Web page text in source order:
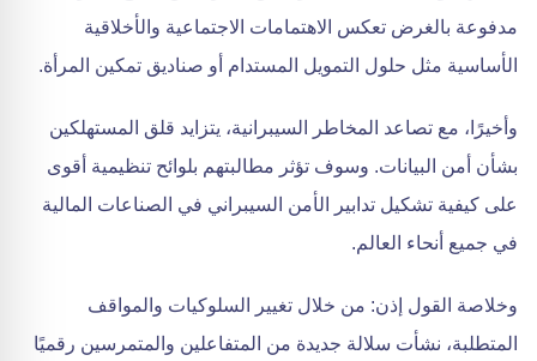
مدفوعة بالغرض تعكس الاهتمامات الاجتماعية والأخلاقية
الأساسية مثل حلول التمويل المستدام أو صناديق تمكين المرأة.
وأخيرًا، مع تصاعد المخاطر السيبرانية، يتزايد قلق المستهلكين
بشأن أمن البيانات. وسوف تؤثر مطالبتهم بلوائح تنظيمية أقوى
على كيفية تشكيل تدابير الأمن السيبراني في الصناعات المالية
في جميع أنحاء العالم.
وخلاصة القول إذن: من خلال تغيير السلوكيات والمواقف
المتطلبة، نشأت سلالة جديدة من المتفاعلين والمتمرسين رقميًا